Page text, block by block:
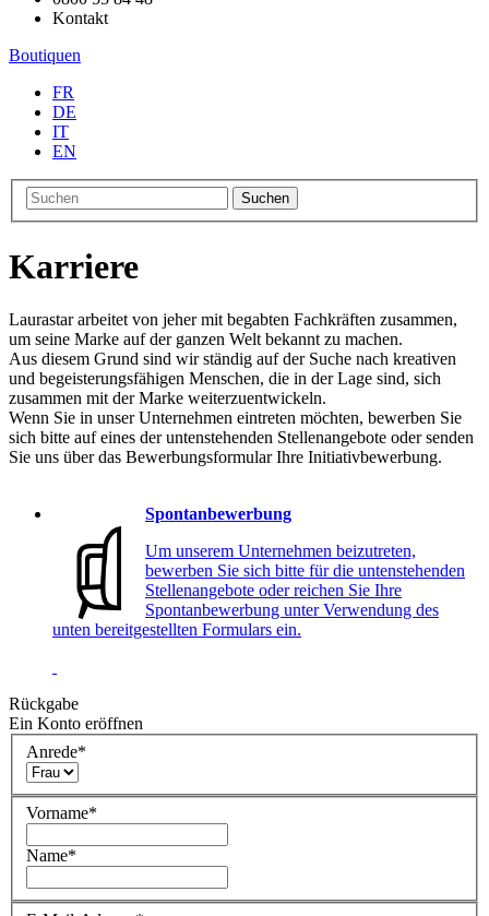
Kontakt
Boutiquen
FR
DE
IT
EN
Suchen
Karriere
Laurastar arbeitet von jeher mit begabten Fachkräften zusammen,
um seine Marke auf der ganzen Welt bekannt zu machen.
Aus diesem Grund sind wir ständig auf der Suche nach kreativen
und begeisterungsfähigen Menschen, die in der Lage sind, sich
zusammen mit der Marke weiterzuentwickeln.
Wenn Sie in unser Unternehmen eintreten möchten, bewerben Sie
sich bitte auf eines der untenstehenden Stellenangebote oder senden
Sie uns über das Bewerbungsformular Ihre Initiativbewerbung.
Spontanbewerbung
Um unserem Unternehmen beizutreten,
bewerben Sie sich bitte für die untenstehenden
Stellenangebote oder reichen Sie Ihre
Spontanbewerbung unter Verwendung des
unten bereitgestellten Formulars ein.
Rückgabe
Ein Konto eröffnen
Anrede*
Vorname*
Name*